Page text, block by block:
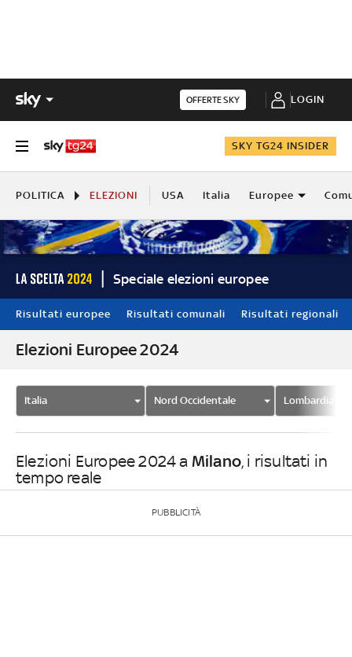
OFFERTE SKY LOGIN
SKY TG24 INSIDER
POLITICA ELEZIONI USA Italia Europee
Speciale elezioni europee
Risultati europee Risultati comunali Risultati regionali
Elezioni Europee 2024
Italia Nord Occidentale Lombardia
Elezioni Europee 2024 a Milano, i risultati in
tempo reale
PUBBLICITÀ